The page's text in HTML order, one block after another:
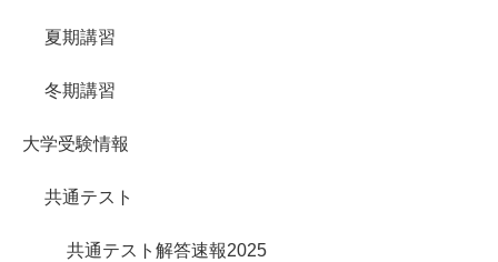
夏期講習
冬期講習
大学受験情報
共通テスト
共通テスト解答速報2025